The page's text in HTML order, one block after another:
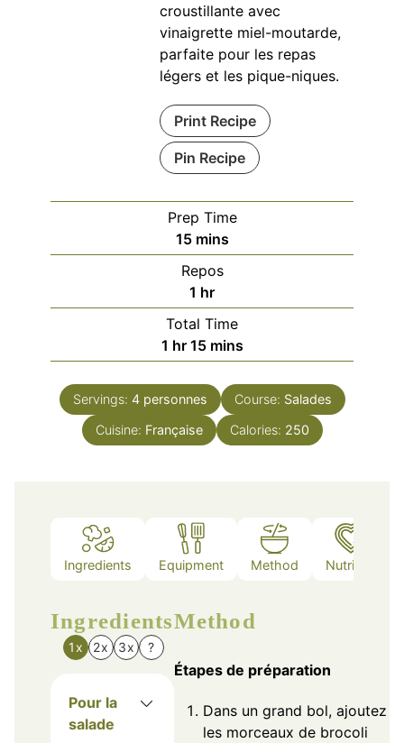
croustillante avec
vinaigrette miel-moutarde,
parfaite pour les repas
légers et les pique-niques.
Print Recipe
Pin Recipe
Prep Time
15minutes
mins
Repos
1 hour
hr
Total Time
1 hour
hr 15minutes
mins
Servings: 4 personnes Course: Salades
Cuisine: Française Calories: 250
Ingredients Equipment Method Nutrition
Ingredients
1x 2x 3x ?
Pour la
salade
Method
Étapes de préparation
Dans un grand bol, ajoutez
les morceaux de brocoli